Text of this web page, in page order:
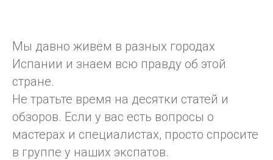
Мы давно живём в разных городах
Испании и знаем всю правду об этой
стране.
Не тратьте время на десятки статей и
обзоров. Если у вас есть вопросы о
мастерах и специалистах, просто спросите
в группе у наших экспатов.